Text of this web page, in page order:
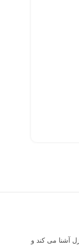
آشپزخانه و منزل آشنا می کند و